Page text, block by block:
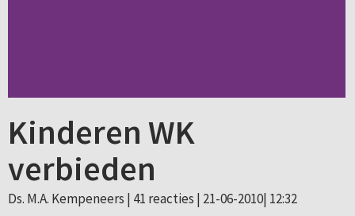
Kinderen WK
verbieden
Ds. M.A. Kempeneers | 41 reacties | 21-06-2010| 12:32